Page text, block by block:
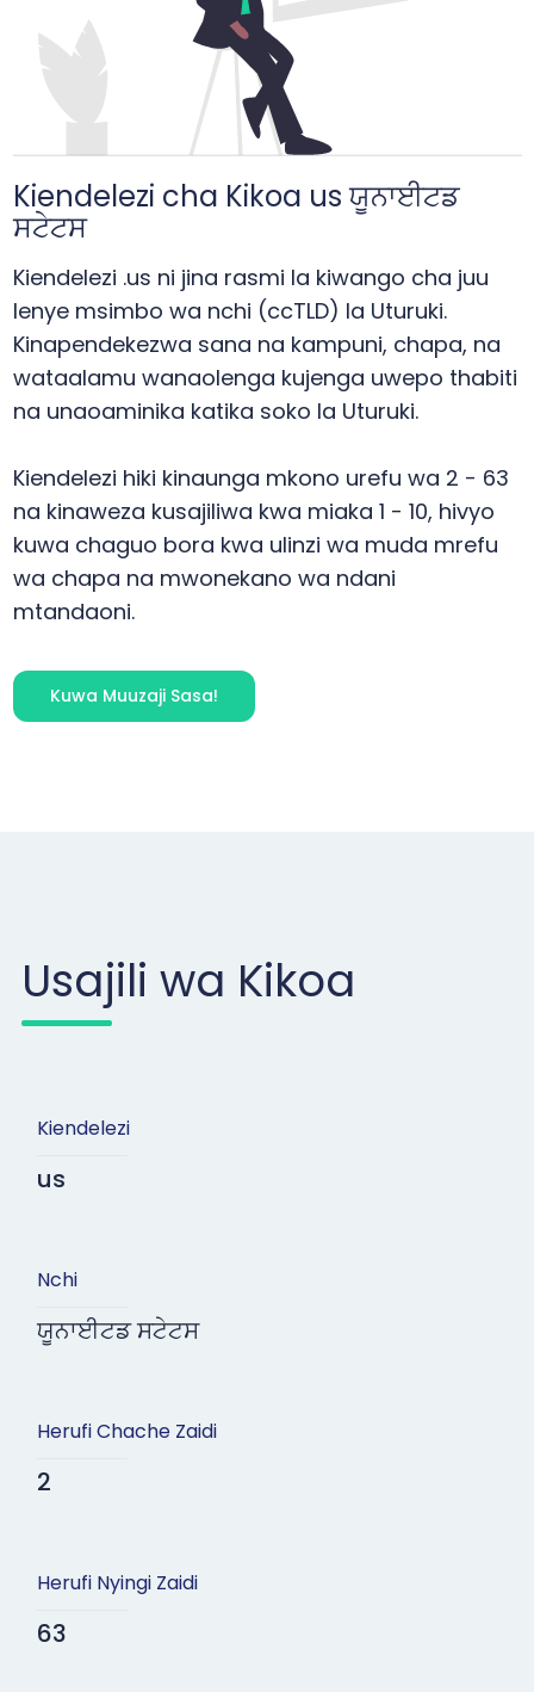
Kiendelezi cha Kikoa us ਯੂਨਾਈਟਡ
ਸਟੇਟਸ
Kiendelezi .us ni jina rasmi la kiwango cha juu
lenye msimbo wa nchi (ccTLD) la Uturuki.
Kinapendekezwa sana na kampuni, chapa, na
wataalamu wanaolenga kujenga uwepo thabiti
na unaoaminika katika soko la Uturuki.
Kiendelezi hiki kinaunga mkono urefu wa 2 - 63
na kinaweza kusajiliwa kwa miaka 1 - 10, hivyo
kuwa chaguo bora kwa ulinzi wa muda mrefu
wa chapa na mwonekano wa ndani
mtandaoni.
Kuwa Muuzaji Sasa!
Usajili wa Kikoa
Kiendelezi
us
Nchi
ਯੂਨਾਈਟਡ ਸਟੇਟਸ
Herufi Chache Zaidi
2
Herufi Nyingi Zaidi
63